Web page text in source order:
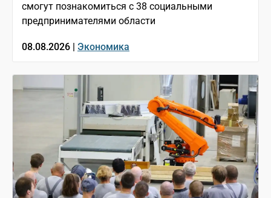
смогут познакомиться с 38 социальными
предпринимателями области
08.08.2026 | Экономика